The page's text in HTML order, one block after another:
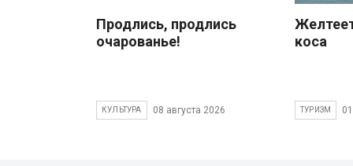
Продлись, продлись
очарованье!
КУЛЬТУРА 08 августа 2026
коса
ТУРИЗМ